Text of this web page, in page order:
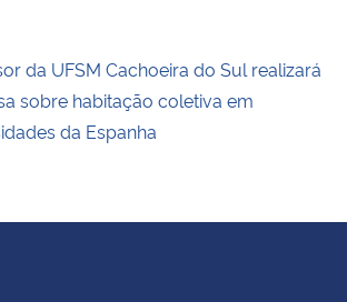
da UFSM Cachoeira do Sul realizará
sobre habitação coletiva em
da Espanha